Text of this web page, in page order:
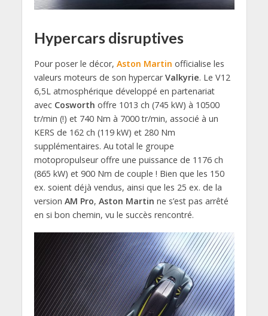
Hypercars disruptives
Pour poser le décor, Aston Martin officialise les
valeurs moteurs de son hypercarValkyrie. Le V12
6,5L atmosphérique développé en partenariat
avec Cosworth offre 1013 ch (745 kW) à 10500
tr/min (!) et 740 Nm à 7000 tr/min, associé à un
KERS de 162 ch (119 kW) et 280 Nm
supplémentaires. Au total le groupe
motopropulseur offre une puissance de 1176 ch
(865 kW) et 900 Nm de couple ! Bien que les 150
ex. soient déjà vendus, ainsi que les 25 ex. de la
version AM Pro, Aston Martin ne s’est pas arrêté
en si bon chemin, vu le succès rencontré.